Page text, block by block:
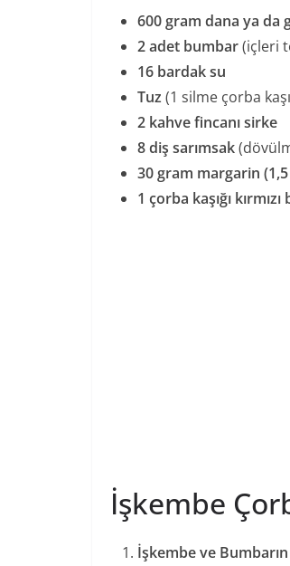
600 gram dana ya da
2 adet bumbar(içleri
16 bardak su
Tuz (1 silme çorba
2 kahve fincanı sirke
8 diş sarımsak
30 gram margarin (1,5
1 çorba kaşığı
İşkembe
İşkembe ve Bumbarın